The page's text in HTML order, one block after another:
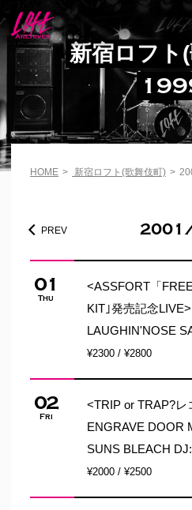
新宿ロフト
HOME > 新宿ロフト(歌舞伎町) >
PREV
01
Thu
<ASSFORT「
KIT｣発売記念
LAUGHIN'NOSE
¥2300 / ¥2800
02
Fri
<TRIP or TRAP?レ
ENGRAVE DOOR
SUNS BLEACH
¥2000 / ¥2500